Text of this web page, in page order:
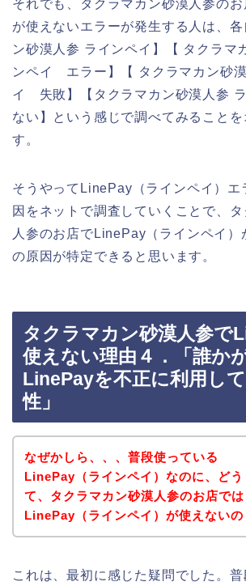
それでも、タクラマカン砂漠人参のお
が使えないエラーが発生する人は、各
ン砂漠人参 ラインペイ】【 タクラマ
ンペイ エラー】【 タクラマカン砂
イ 失敗】【タクラマカン砂漠人参
ない】という感じで調べてみることを
す。
そうやってLinePay（ラインペイ）エ
因をネットで調査していくことで、
人参のお店でLinePay（ラインペイ）
の原因が特定できると思います。
タクラマカン砂漠人参で
使えない理由４．「誰か
LinePayを不正に利用し
性」
なぜかしら、、、普段使っている
LinePay（ラインペイ）なのに、どう
て、タクラマカン砂漠人参のお店では
LinePay（ラインペイ）が使えないの
これは、最初に感じた疑問でした。普